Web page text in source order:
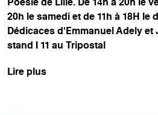
20h le samedi et de 11h à 18H le
Dédicaces d’Emmanuel Adely
stand I 11 au Tripostal
Lire plus